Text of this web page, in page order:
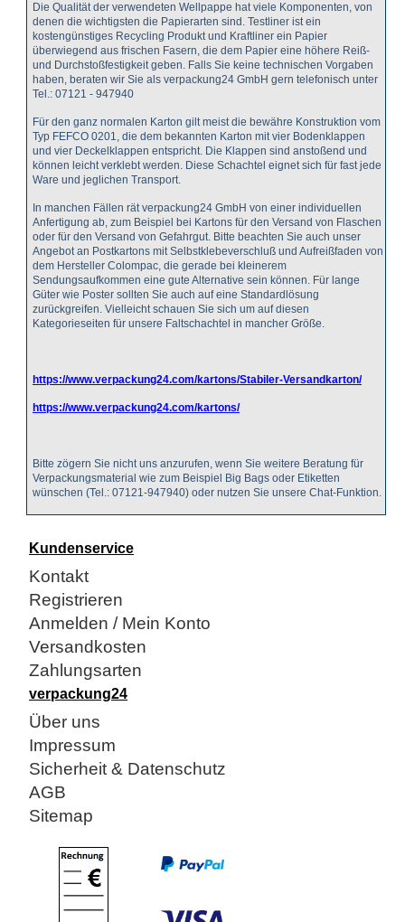
Die Qualität der verwendeten Wellpappe hat viele Komponenten, von
denen die wichtigsten die Papierarten sind. Testliner ist ein
kostengünstiges Recycling Produkt und Kraftliner ein Papier
überwiegend aus frischen Fasern, die dem Papier eine höhere Reiß-
und Durchstoßfestigkeit geben. Falls Sie keine technischen Vorgaben
haben, beraten wir Sie als verpackung24 GmbH gern telefonisch unter
Tel.: 07121 - 947940
Für den ganz normalen Karton gilt meist die bewähre Konstruktion vom
Typ FEFCO 0201, die dem bekannten Karton mit vier Bodenklappen
und vier Deckelklappen entspricht. Die Klappen sind anstoßend und
können leicht verklebt werden. Diese Schachtel eignet sich für fast jede
Ware und jeglichen Transport.
In manchen Fällen rät verpackung24 GmbH von einer individuellen
Anfertigung ab, zum Beispiel bei Kartons für den Versand von Flaschen
oder für den Versand von Gefahrgut. Bitte beachten Sie auch unser
Angebot an Postkartons mit Selbstklebeverschluß und Aufreißfaden von
dem Hersteller Colompac, die gerade bei kleinerem
Sendungsaufkommen eine gute Alternative sein können. Für lange
Güter wie Poster sollten Sie auch auf eine Standardlösung
zurückgreifen. Vielleicht schauen Sie sich um auf diesen
Kategorieseiten für unsere Faltschachtel in mancher Größe.
https://www.verpackung24.com/kartons/Stabiler-Versandkarton/
https://www.verpackung24.com/kartons/
Bitte zögern Sie nicht uns anzurufen, wenn Sie weitere Beratung für
Verpackungsmaterial wie zum Beispiel Big Bags oder Etiketten
wünschen (Tel.: 07121-947940) oder nutzen Sie unsere Chat-Funktion.
Kundenservice
Kontakt
Registrieren
Anmelden / Mein Konto
Versandkosten
Zahlungsarten
verpackung24
Über uns
Impressum
Sicherheit & Datenschutz
AGB
Sitemap